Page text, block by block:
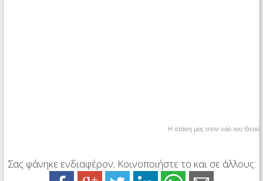
Η στάση μας στον ναό του Θεού
Σας φάνηκε ενδιαφέρον; Κοινοποιήστε το και σε άλλους: